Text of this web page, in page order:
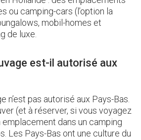
ou camping-cars (l’option la
mobil-homes et
de luxe.
est-il autorisé aux
n’est pas autorisé aux Pays-Bas.
(et à réserver, si vous voyagez
emplacement dans un camping
Les Pays-Bas ont une culture du